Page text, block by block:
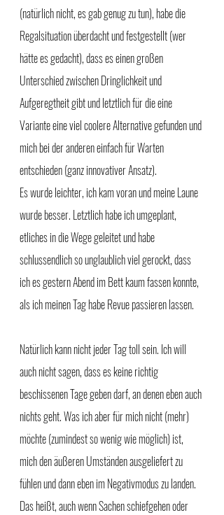
(natürlich nicht, es gab genug zu tun), habe die
Regalsituation überdacht und festgestellt (wer
hätte es gedacht), dass es einen großen
Unterschied zwischen Dringlichkeit und
Aufgeregtheit gibt und letztlich für die eine
Variante eine viel coolere Alternative gefunden und
mich bei der anderen einfach für Warten
entschieden (ganz innovativer Ansatz).
Es wurde leichter, ich kam voran und meine Laune
wurde besser. Letztlich habe ich umgeplant,
etliches in die Wege geleitet und habe
schlussendlich so unglaublich viel gerockt, dass
ich es gestern Abend im Bett kaum fassen konnte,
als ich meinen Tag habe Revue passieren lassen.
Natürlich kann nicht jeder Tag toll sein. Ich will
auch nicht sagen, dass es keine richtig
beschissenen Tage geben darf, an denen eben auch
nichts geht. Was ich aber für mich nicht (mehr)
möchte (zumindest so wenig wie möglich) ist,
mich den äußeren Umständen ausgeliefert zu
fühlen und dann eben im Negativmodus zu landen.
Das heißt, auch wenn Sachen schiefgehen oder